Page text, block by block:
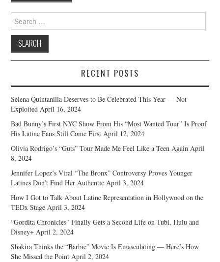
Search
for:
RECENT POSTS
Selena Quintanilla Deserves to Be Celebrated This Year — Not
Exploited April 16, 2024
Bad Bunny’s First NYC Show From His “Most Wanted Tour” Is Proof
His Latine Fans Still Come First April 12, 2024
Olivia Rodrigo’s “Guts” Tour Made Me Feel Like a Teen Again April
8, 2024
Jennifer Lopez’s Viral “The Bronx” Controversy Proves Younger
Latines Don’t Find Her Authentic April 3, 2024
How I Got to Talk About Latine Representation in Hollywood on the
TEDx Stage April 3, 2024
“Gordita Chronicles” Finally Gets a Second Life on Tubi, Hulu and
Disney+ April 2, 2024
Shakira Thinks the “Barbie” Movie Is Emasculating — Here’s How
She Missed the Point April 2, 2024